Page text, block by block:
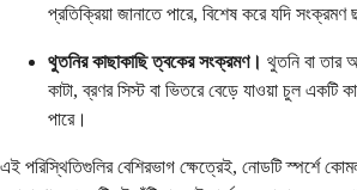
প্রতিক্রিয়া জানাতে পারে, বিশেষ করে যদি সংক্রমণ
থুতনির কাছাকাছি ত্বকের সংক্রমণ। থুতনি বা তার
কাটা, ব্রণর সিস্ট বা ভিতরে বেড়ে যাওয়া চুল
পারে।
এই পরিস্থিতিগুলির বেশিরভাগ ক্ষেত্রেই, নোডটি স্পর্শে